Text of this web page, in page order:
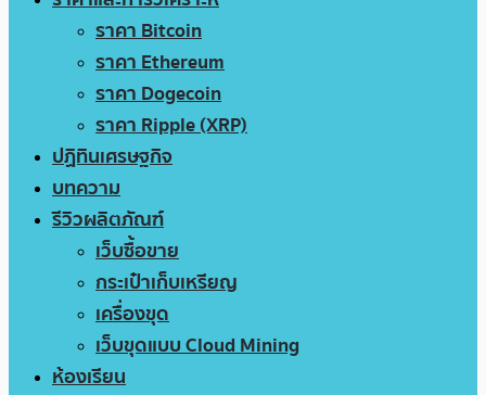
ราคา Bitcoin
ราคา Ethereum
ราคา Dogecoin
ราคา Ripple (XRP)
ปฏิทินเศรษฐกิจ
บทความ
รีวิวผลิตภัณฑ์
เว็บซื้อขาย
กระเป๋าเก็บเหรียญ
เครื่องขุด
เว็บขุดแบบ Cloud Mining
ห้องเรียน